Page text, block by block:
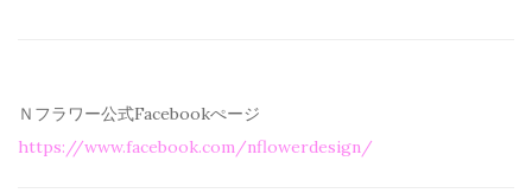
Ｎフラワー公式Facebookぺージ
https://www.facebook.com/nflowerdesign/